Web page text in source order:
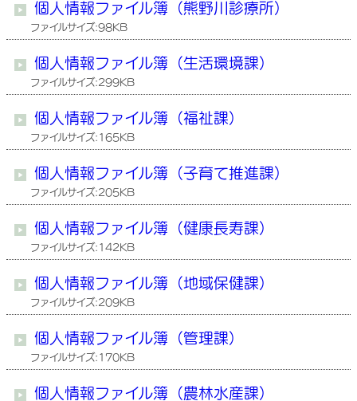
個人情報ファイル簿（熊野川診療所）
ファイルサイズ:98KB
個人情報ファイル簿（生活環境課）
ファイルサイズ:299KB
個人情報ファイル簿（福祉課）
ファイルサイズ:165KB
個人情報ファイル簿（子育て推進課）
ファイルサイズ:205KB
個人情報ファイル簿（健康長寿課）
ファイルサイズ:142KB
個人情報ファイル簿（地域保健課）
ファイルサイズ:209KB
個人情報ファイル簿（管理課）
ファイルサイズ:170KB
個人情報ファイル簿（農林水産課）